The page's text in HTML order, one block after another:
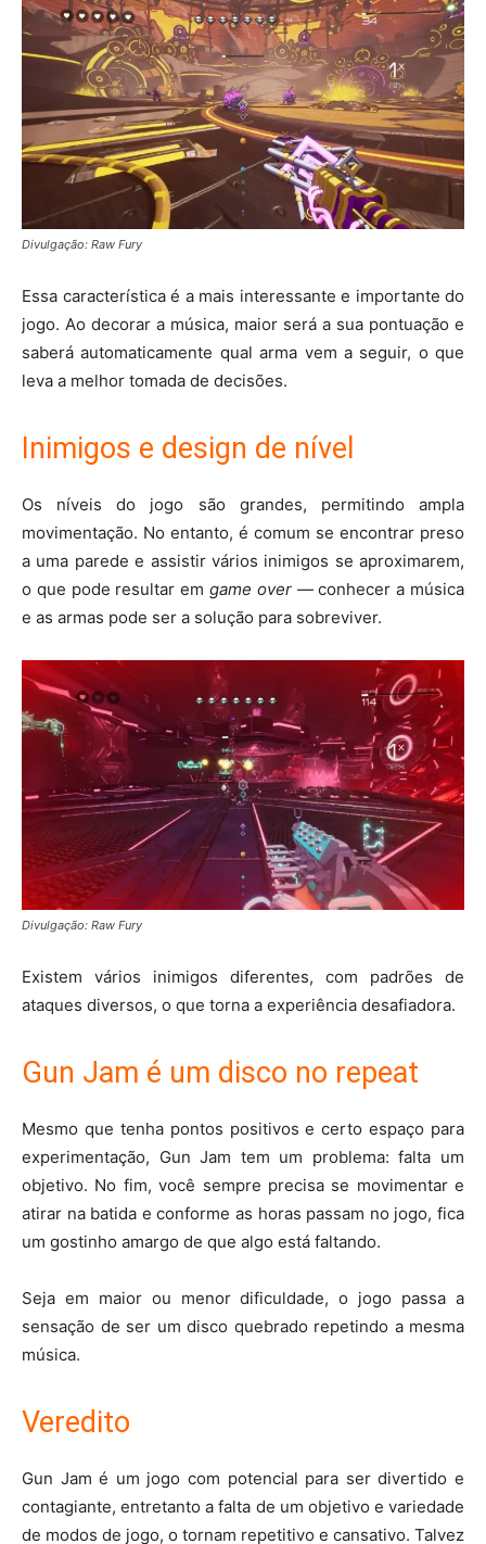
Divulgação: Raw Fury
Essa característica é a mais interessante e importante do
jogo. Ao decorar a música, maior será a sua pontuação e
saberá automaticamente qual arma vem a seguir, o que
leva a melhor tomada de decisões.
Inimigos e design de nível
Os níveis do jogo são grandes, permitindo ampla
movimentação. No entanto, é comum se encontrar preso
a uma parede e assistir vários inimigos se aproximarem,
o que pode resultar em game over— conhecer a música
e as armas pode ser a solução para sobreviver.
Divulgação: Raw Fury
Existem vários inimigos diferentes, com padrões de
ataques diversos, o que torna a experiência desafiadora.
Gun Jam é um disco no repeat
Mesmo que tenha pontos positivos e certo espaço para
experimentação, Gun Jam tem um problema: falta um
objetivo. No fim, você sempre precisa se movimentar e
atirar na batida e conforme as horas passam no jogo, fica
um gostinho amargo de que algo está faltando.
Seja em maior ou menor dificuldade, o jogo passa a
sensação de ser um disco quebrado repetindo a mesma
música.
Veredito
Gun Jam é um jogo com potencial para ser divertido e
contagiante, entretanto a falta de um objetivo e variedade
de modos de jogo, o tornam repetitivo e cansativo. Talvez